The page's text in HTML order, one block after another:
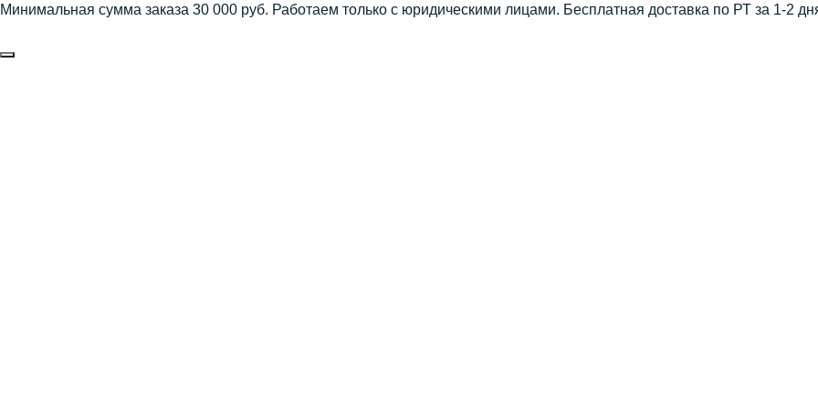
Минимальная сумма заказа 30 000 руб. Работаем только с юридическими лицами. Бесплатная доставка по РТ за 1-2